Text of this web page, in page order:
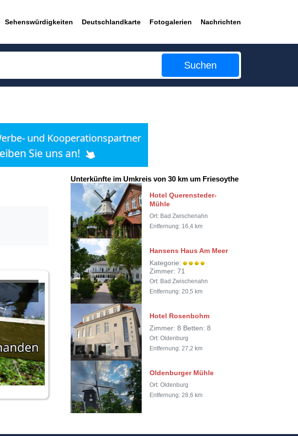
Sehenswürdigkeiten Deutschlandkarte Fotogalerien Nachrichten
Suchen
Unterkünfte im Umkreis von 30 km um Friesoythe
Hotel Querensteder-
Mühle
Ort: Bad Zwischenahn
Entfernung: 16,4 km
Hansens Haus Am Meer
Kategorie:
Zimmer: 71
Ort: Bad Zwischenahn
Entfernung: 20,5 km
Hotel Rosenbohm
Zimmer: 8 Betten: 8
Ort: Oldenburg
Entfernung: 27,2 km
Oldenburger Mühle
Ort: Oldenburg
Entfernung: 28,6 km